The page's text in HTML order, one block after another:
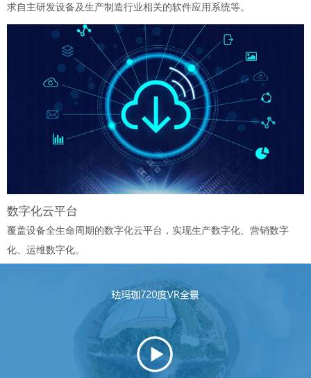
求自主研发设备及生产制造行业相关的软件应用系统等。
数字化云平台
覆盖设备全生命周期的数字化云平台，实现生产数字化、营销数字
化、运维数字化。